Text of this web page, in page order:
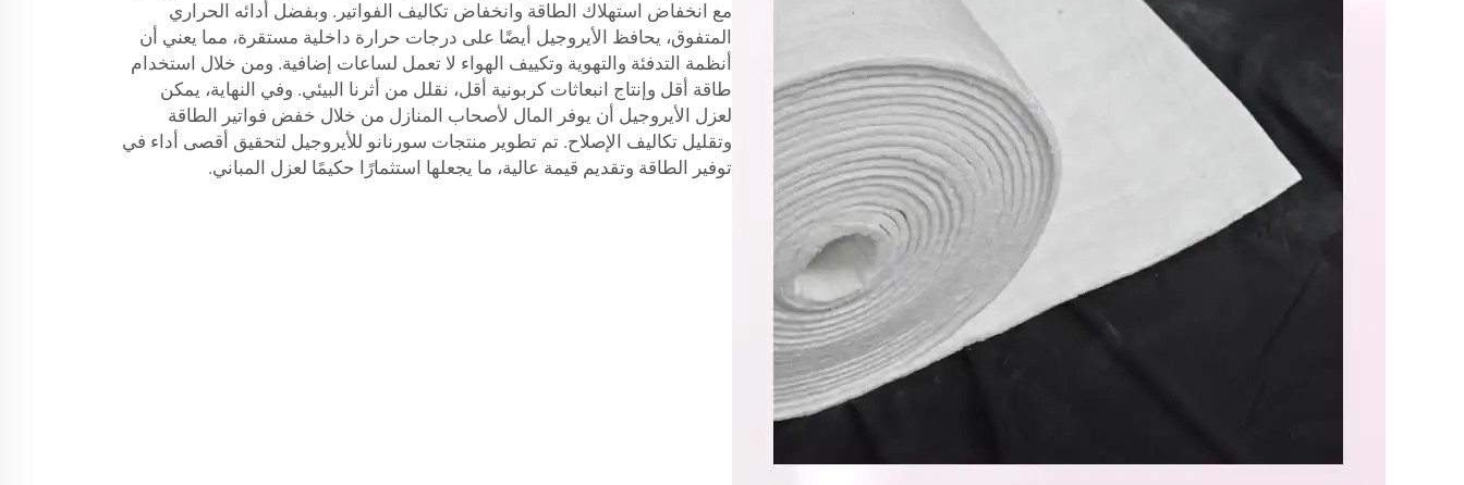
مع انخفاض استهلاك الطاقة وانخفاض تكاليف الفواتير. وبفضل أدائه الحراري
المتفوق، يحافظ الأيروجيل أيضًا على درجات حرارة داخلية مستقرة، مما يعني أن
أنظمة التدفئة والتهوية وتكييف الهواء لا تعمل لساعات إضافية. ومن خلال استخدام
طاقة أقل وإنتاج انبعاثات كربونية أقل، نقلل من أثرنا البيئي. وفي النهاية، يمكن
لعزل الأيروجيل أن يوفر المال لأصحاب المنازل من خلال خفض فواتير الطاقة
وتقليل تكاليف الإصلاح. تم تطوير منتجات سورنانو للأيروجيل لتحقيق أقصى أداء في
توفير الطاقة وتقديم قيمة عالية، ما يجعلها استثمارًا حكيمًا لعزل المباني.